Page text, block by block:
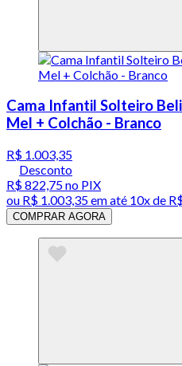
Cama Infantil Solteiro
Mel + Colchão - Branco
R$ 1.003,35
Desconto
R$ 822,75no PIX
ou R$ 1.003,35em até 10x de
COMPRAR AGORA